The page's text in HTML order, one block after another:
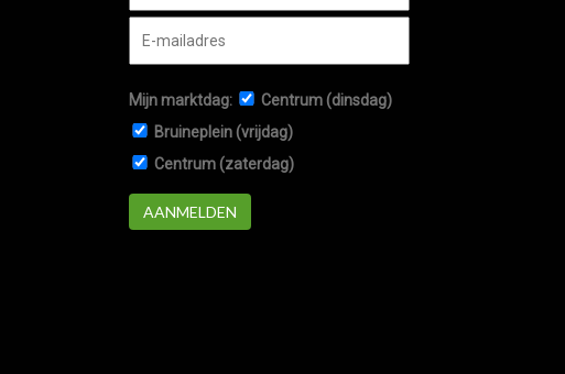
Mijn marktdag:
Centrum (dinsdag)
Bruineplein (vrijdag)
Centrum (zaterdag)
AANMELDEN